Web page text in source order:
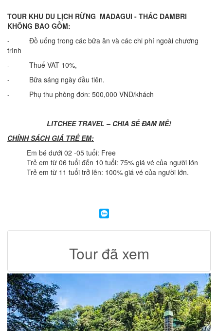
TOUR KHU DU LỊCH RỪNG MADAGUI - THÁC DAMBRI
KHÔNG BAO GỒM:
- Đồ uống trong các bữa ăn và các chi phí ngoài chương
trình
- Thuế VAT 10%,
- Bữa sáng ngày đầu tiên.
- Phụ thu phòng đơn: 500,000 VND/khách
LITCHEE TRAVEL – CHIA SẺ ĐAM MÊ!
CHÍNH SÁCH GIÁ TRẺ EM:
Em bé dưới 02 -05 tuổi: Free
Trẻ em từ 06 tuổi đến 10 tuổi: 75% giá vé của người lớn
Trẻ em từ 11 tuổi trở lên: 100% giá vé của người lớn.
Tour đã xem